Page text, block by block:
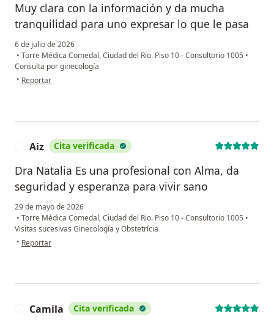
Muy clara con la información y da mucha
tranquilidad para uno expresar lo que le pasa
6 de julio de 2026
• Torre Médica Comedal, Ciudad del Rio. Piso 10 - Consultorio 1005 •
Consulta por ginecología
• en opinión del usuario Yessica Giraldo Echavarria
Reportar
Aiz Cita verificada
Dra Natalia Es una profesional con Alma, da
seguridad y esperanza para vivir sano
29 de mayo de 2026
• Torre Médica Comedal, Ciudad del Rio. Piso 10 - Consultorio 1005 •
Visitas sucesivas Ginecología y Obstetrícia
• en opinión del usuario Aiz
Reportar
Camila Cita verificada